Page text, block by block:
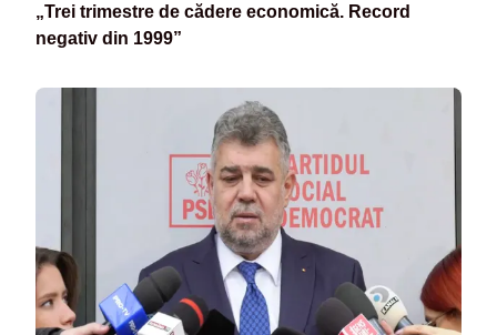
„Trei trimestre de cădere economică. Record
negativ din 1999”